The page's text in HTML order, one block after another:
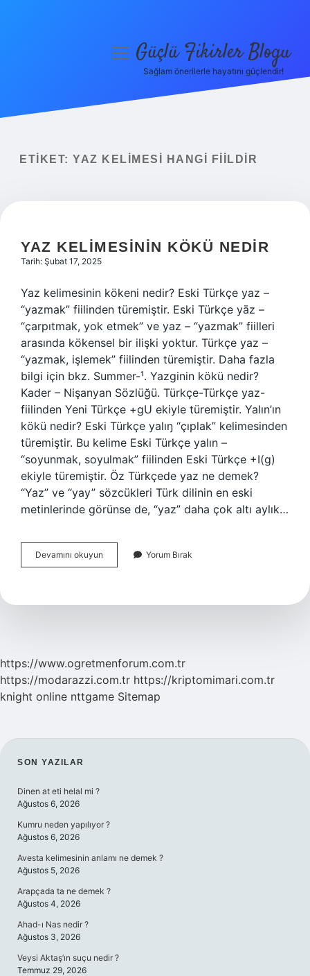
Yasal Uyarı
menüyüGüçlü Fikirler Blogu
Sağlam önerilerle hayatını güçlendir!
ETIKET: YAZ KELIMESI HANGI FIILDIR
YAZ KELIMESININ KÖKÜ NEDIR
Tarih: Şubat 17, 2025
Yaz kelimesinin kökeni nedir? Eski Türkçe yaz –
“yazmak” fiilinden türemiştir. Eski Türkçe yāz –
“çarpıtmak, yok etmek” ve yaz – “yazmak” fiilleri
arasında kökensel bir ilişki yoktur. Türkçe yaz –
“yazmak, işlemek” fiilinden türemiştir. Daha fazla
bilgi için bkz. Summer-¹. Yazginin kökü nedir?
Kader – Nişanyan Sözlüğü. Türkçe-Türkçe yaz-
fiilinden Yeni Türkçe +gU ekiyle türemiştir. Yalın’ın
kökü nedir? Eski Türkçe yalıŋ “çıplak” kelimesinden
türemiştir. Bu kelime Eski Türkçe yalın –
“soyunmak, soyulmak” fiilinden Eski Türkçe +I(g)
ekiyle türemiştir. Öz Türkçede yaz ne demek?
“Yaz” ve “yay” sözcükleri Türk dilinin en eski
metinlerinde görünse de, “yaz” daha çok altı aylık…
Devamını okuyun
Kelimesinin
Yorum Bırak
https://www.ogretmenforum.com.tr
https://modarazzi.com.tr https://kriptomimari.com.tr
knight online nttgame Sitemap
SIDEBAR
SON YAZILAR
Dinen at eti helal mi ?
Ağustos 6, 2026
Kumru neden yapılıyor ?
Ağustos 6, 2026
Avesta kelimesinin anlamı ne demek ?
Ağustos 5, 2026
Arapçada ta ne demek ?
Ağustos 4, 2026
Ahad-ı Nas nedir ?
Ağustos 3, 2026
Veysi Aktaş’ın suçu nedir ?
Temmuz 29, 2026